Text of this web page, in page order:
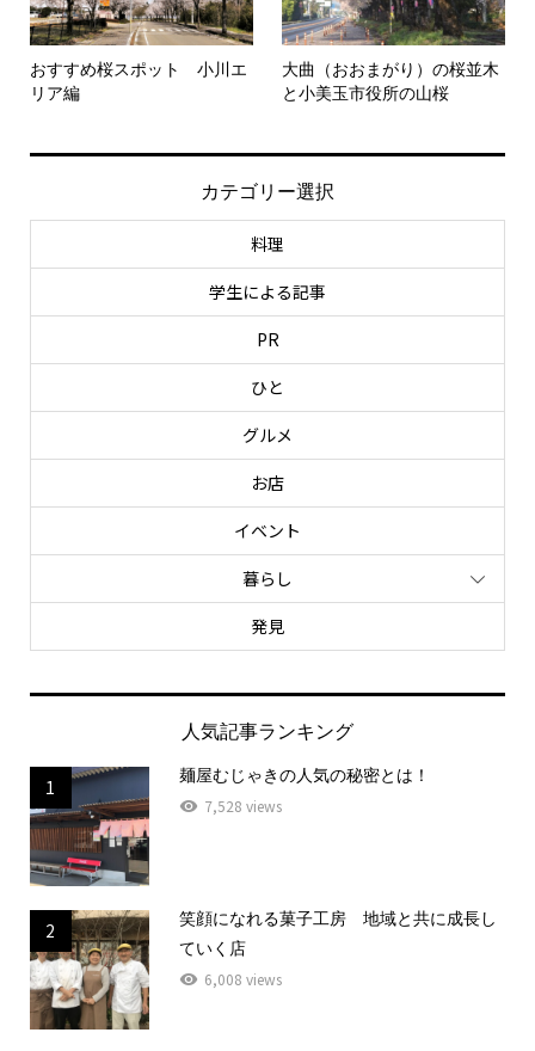
おすすめ桜スポット 小川エ
リア編
大曲（おおまがり）の桜並木
と小美玉市役所の山桜
カテゴリー選択
料理
学生による記事
PR
ひと
グルメ
お店
イベント
暮らし
発見
人気記事ランキング
1
麺屋むじゃきの人気の秘密とは！
7,528 views
2
笑顔になれる菓子工房 地域と共に成長し
ていく店
6,008 views